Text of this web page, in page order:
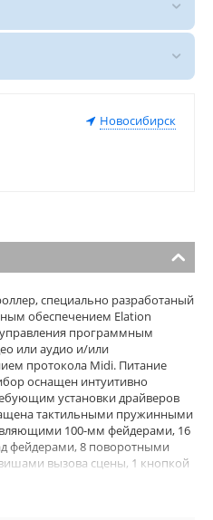
Новосибирск
специально разработаный
обеспечением Elation
управления программным
или аудио и/или
протокола Midi. Питание
оснащен интуитивно
установки драйверов
тактильными пружинными
100-мм фейдерами, 16
фейдерами, 8 поворотными
вызова сцены, 1 кнопкой
с эффектами ударного/
энкодерами с входом